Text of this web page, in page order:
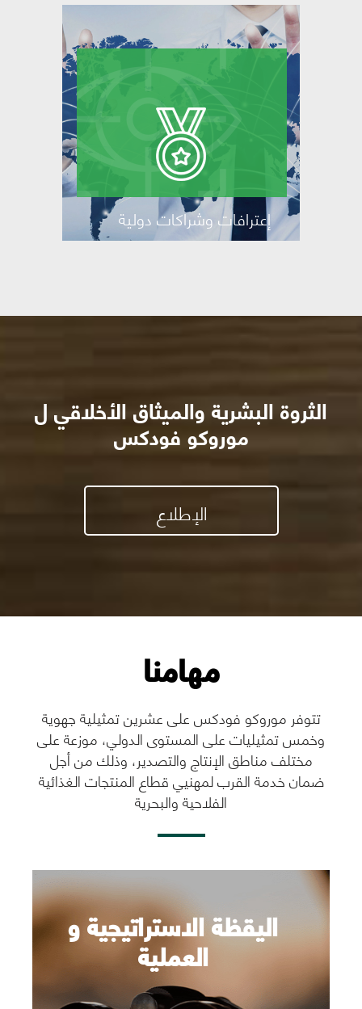
إعترافات وشراكات دولية
الثروة البشرية والميثاق الأخلاقي ل
موروكو فودكس
الإطلاع
مهامنا
تتوفر موروكو فودكس على عشرين تمثيلية جهوية
وخمس تمثيليات على المستوى الدولي، موزعة على
مختلف مناطق الإنتاج والتصدير، وذلك من أجل
ضمان خدمة القرب لمهنيي قطاع المنتجات الغذائية
الفلاحية والبحرية
اليقظة الاستراتيجية و
العملية
رؤية المزيد
اليقظة الاستراتيجية و
العملية